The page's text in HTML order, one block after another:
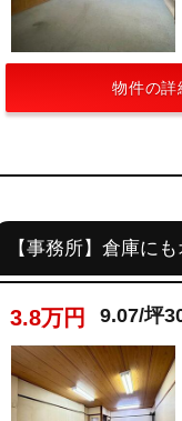
物件の詳
【事務所】倉庫に
3.8万円 9.07/坪